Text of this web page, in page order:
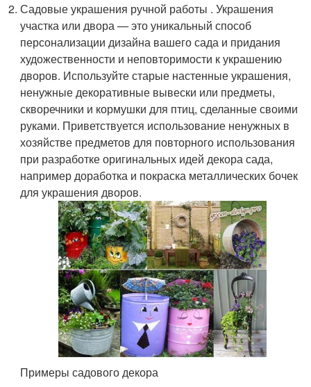
Садовые украшения ручной работы . Украшения
участка или двора — это уникальный способ
персонализации дизайна вашего сада и придания
художественности и неповторимости к украшению
дворов. Используйте старые настенные украшения,
ненужные декоративные вывески или предметы,
скворечники и кормушки для птиц, сделанные своими
руками. Приветствуется использование ненужных в
хозяйстве предметов для повторного использования
при разработке оригинальных идей декора сада,
например доработка и покраска металлических бочек
для украшения дворов.
Примеры садового декора